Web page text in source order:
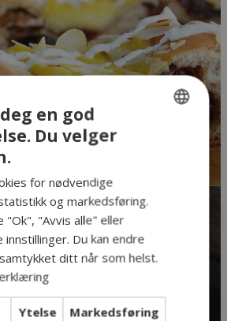
en god
Du velger
for nødvendige
og markedsføring.
"Ok", "Avvis alle" eller
innstillinger. Du kan endre
ditt når som helst.
Ytelse Markedsføring